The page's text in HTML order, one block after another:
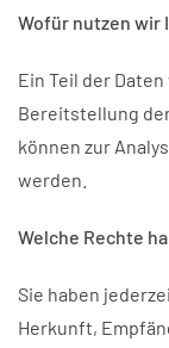
Wofür nutzen wir
Ein Teil der
Bereitstellung
können zur
werden.
Welche Rechte
Sie haben
Herkunft,